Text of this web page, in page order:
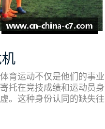
育运动不仅是他们的事
托在竞技成绩和运动员
。这种身份认同的缺失